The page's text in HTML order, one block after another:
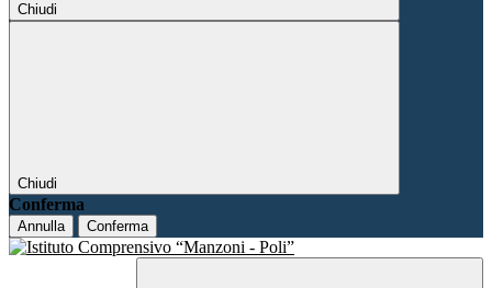
Chiudi
Chiudi
Conferma
Annulla Conferma